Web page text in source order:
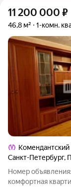
11 200 000 ₽
46,8 м² 1-комн.
Комендантский
Санкт-Петербург,
Номер
комфортная